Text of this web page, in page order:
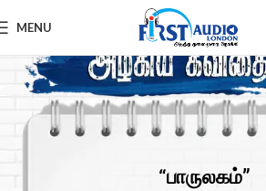
MENU
“பாருலகம்”